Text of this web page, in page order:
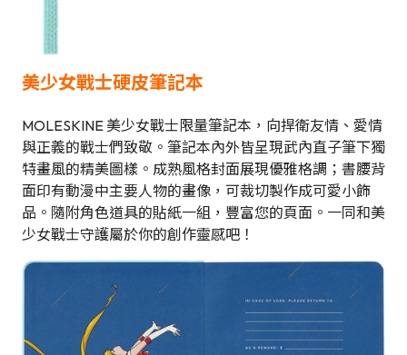
美少女戰士硬皮筆記本
MOLESKINE 美少女戰士限量筆記本，向捍衛友情、愛情
與正義的戰士們致敬。筆記本內外皆呈現武內直子筆下獨
特畫風的精美圖樣。成熟風格封面展現優雅格調；書腰背
面印有動漫中主要人物的畫像，可裁切製作成可愛小飾
品。隨附角色道具的貼紙一組，豐富您的頁面。一同和美
少女戰士守護屬於你的創作靈感吧！